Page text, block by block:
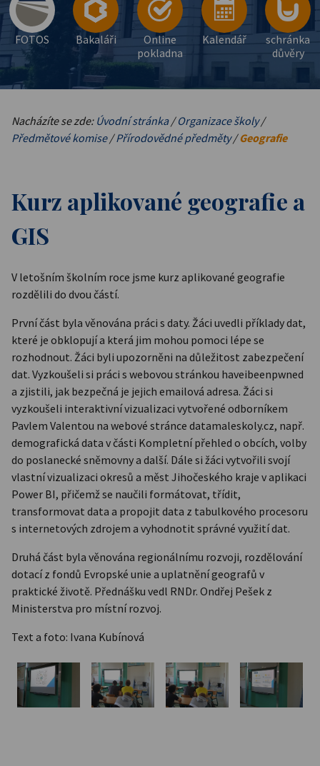
FOTOS Bakaláři
Online
pokladna
Kalendář
schránka
důvěry
Nacházíte se zde: Úvodní stránka/Organizace školy/
Předmětové komise/Přírodovědné předměty/Geografie
Kurz aplikované geografie a
GIS
V letošním školním roce jsme kurz aplikované geografie
rozdělili do dvou částí.
První část byla věnována práci s daty. Žáci uvedli příklady dat,
které je obklopují a která jim mohou pomoci lépe se
rozhodnout. Žáci byli upozorněni na důležitost zabezpečení
dat. Vyzkoušeli si práci s webovou stránkou haveibeenpwned
a zjistili, jak bezpečná je jejich emailová adresa. Žáci si
vyzkoušeli interaktivní vizualizaci vytvořené odborníkem
Pavlem Valentou na webové stránce datamaleskoly.cz, např.
demografická data v části Kompletní přehled o obcích, volby
do poslanecké sněmovny a další. Dále si žáci vytvořili svojí
vlastní vizualizaci okresů a měst Jihočeského kraje v aplikaci
Power BI, přičemž se naučili formátovat, třídit,
transformovat data a propojit data z tabulkového procesoru
s internetových zdrojem a vyhodnotit správné využití dat.
Druhá část byla věnována regionálnímu rozvoji, rozdělování
dotací z fondů Evropské unie a uplatnění geografů v
praktické životě. Přednášku vedl RNDr. Ondřej Pešek z
Ministerstva pro místní rozvoj.
Text a foto: Ivana Kubínová